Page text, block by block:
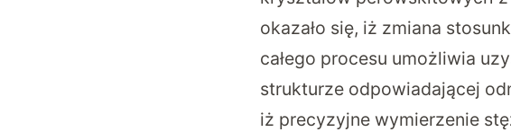
okazało się, iż zmiana
całego procesu umożliwia
strukturze odpowiadającej
iż precyzyjne wymierzenie